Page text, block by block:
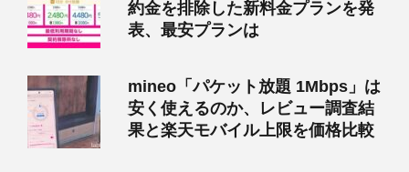
約金を排除した新料金プランを発
表、最安プランは
mineo「パケット放題 1Mbps」は
安く使えるのか、レビュー調査結
果と楽天モバイル上限を価格比較